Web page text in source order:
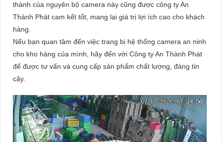
thành của nguyên bộ camera này cũng được công ty An
Thành Phát cam kết tốt, mang lại giá trị lợi ích cao cho khách
hàng.
Nếu bạn quan tâm đến việc trang bị hệ thống camera an ninh
cho kho hàng của mình, hãy đến với Công ty An Thành Phát
để được tư vấn và cung cấp sản phẩm chất lượng, đáng tin
cậy.